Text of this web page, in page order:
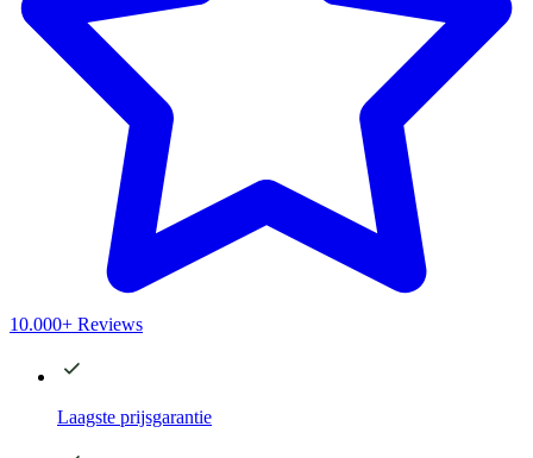
10.000+ Reviews
Laagste prijsgarantie